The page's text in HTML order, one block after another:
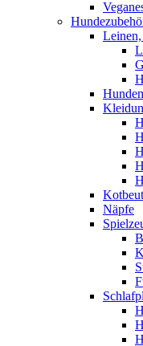
Näpfe